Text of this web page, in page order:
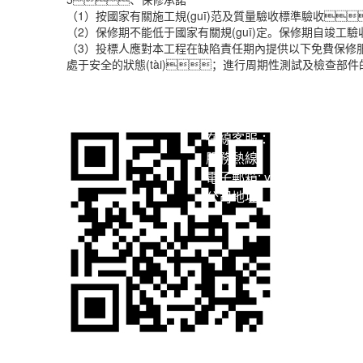
（1）按國家有關施工規(guī)范及質量驗收標準驗收
（2）保修期不能低于國家有關規(guī)定。保修期自竣
（3）投標人應對本工程在缺陷責任期內提供以下免費
處于安全的狀態(tài)；進行周期性測試及檢查部件
在線客服 ：
服務熱線：
電子郵箱:
公司地址：北京市順義區